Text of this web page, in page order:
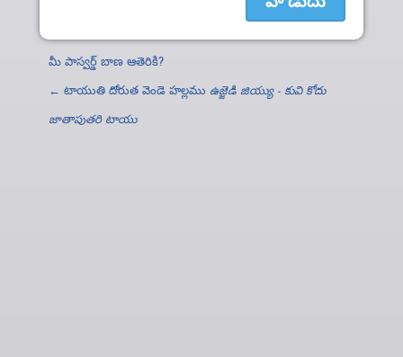
మీ పాస్వర్డ్‌ బాణ ఆతెరికి?
← టాయుతి దోరుత వెండె హల్లము ఉజ్జెడి జియ్యు - కువి కోదు
జాతాపుతరి టాయు